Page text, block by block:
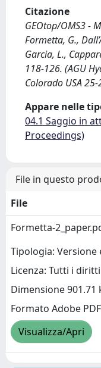
Citazione
GEOtop/OMS3 -
Formetta, G.,
Garcia, L.,
118-126. (AGU
Colorado USA
Appare nelle
04.1 Saggio in
Proceedings)
File in questo
File
Formetta-
Tipologia: Versione
Licenza: Tutti i
Dimensione 901.71
Formato Adobe PDF
Visualizza/Apri